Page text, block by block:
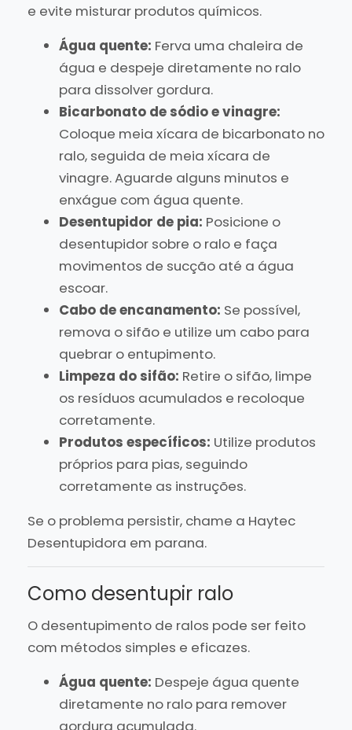
e evite misturar produtos químicos.
Água quente: Ferva uma chaleira de
água e despeje diretamente no ralo
para dissolver gordura.
Bicarbonato de sódio e vinagre:
Coloque meia xícara de bicarbonato no
ralo, seguida de meia xícara de
vinagre. Aguarde alguns minutos e
enxágue com água quente.
Desentupidor de pia: Posicione o
desentupidor sobre o ralo e faça
movimentos de sucção até a água
escoar.
Cabo de encanamento: Se possível,
remova o sifão e utilize um cabo para
quebrar o entupimento.
Limpeza do sifão: Retire o sifão, limpe
os resíduos acumulados e recoloque
corretamente.
Produtos específicos: Utilize produtos
próprios para pias, seguindo
corretamente as instruções.
Se o problema persistir, chame a Haytec
Desentupidora em parana.
Como desentupir ralo
O desentupimento de ralos pode ser feito
com métodos simples e eficazes.
Água quente: Despeje água quente
diretamente no ralo para remover